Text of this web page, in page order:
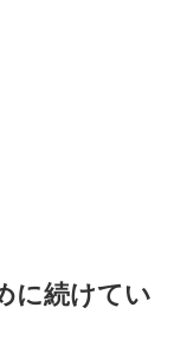
に続けてい